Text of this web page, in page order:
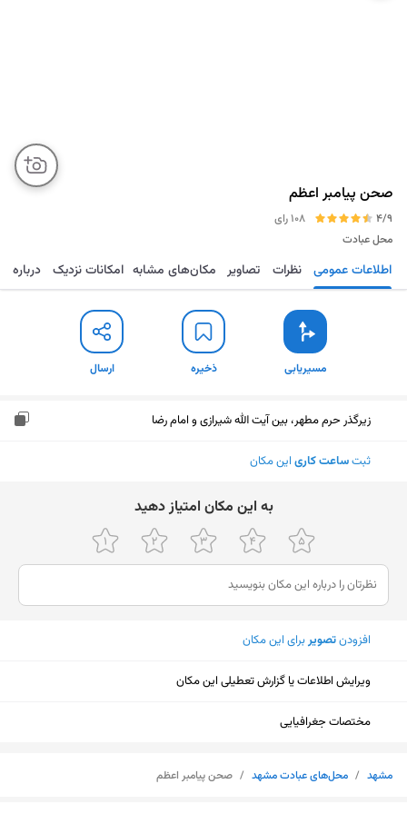
صحن پیامبر اعظم
4/9
108 رای
محل عبادت
مسیریابی ذخیره ارسال اطلاعات عمومی نظرات تصاویر مکان‌های مشابه امکانات نزدیک درباره
مسیریابی ذخیره ارسال
زیرگذر حرم مطهر، بین آیت الله شیرازی و امام رضا
ثبتساعت کاری این مکان
ﺑﻪ اﯾﻦ ﻣﮑﺎن اﻣﺘﯿﺎز دﻫﯿﺪ
افزودنتصویربرای این مکان
ویرایش اطلاعات یا گزارش تعطیلی این مکان
مختصات جغرافیایی
مشهد / محل‌های عبادت مشهد / صحن پیامبر اعظم